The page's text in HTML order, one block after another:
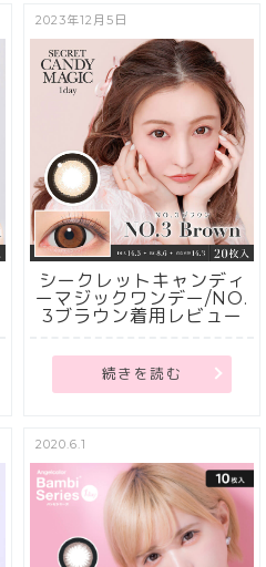
2023年12月5日
シークレットキャンディ
ーマジックワンデー/NO.
3ブラウン着用レビュー
続きを読む
2020.6.1